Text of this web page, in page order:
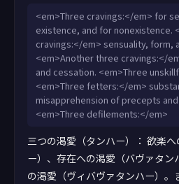
<em>Three cravings:</em> for
existence, and for nonexistence.
cravings:</em> sensuality, form,
<em>Another three cravings:</
and cessation. <em>Three
<em>Three fetters:</em>
misapprehension of precepts
<em>Three defilements:</em>
三つの渇愛（タンハー）： 欲楽
ー）、存在への渇愛（バヴァタ
の渇愛（ヴィバヴァタンハー）。